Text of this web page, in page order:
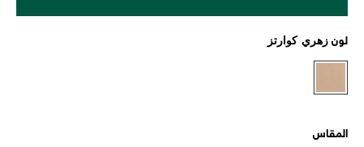
لون زهري كوارتز
المقاس